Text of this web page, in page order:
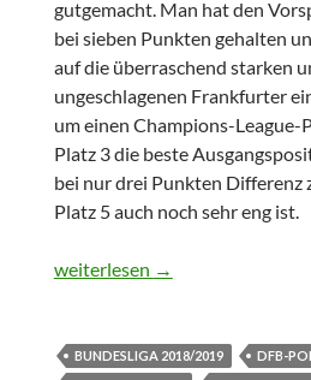
gutgemacht. Man hat den
bei sieben Punkten gehalten
auf die überraschend starken
ungeschlagenen Frankfurter
um einen Champions-League-
Platz 3 die beste
bei nur drei Punkten Differenz
Platz 5 auch noch sehr eng ist.
Echtes Bollwerk
weiterlesen →
BUNDESLIGA 2018/2019
DFB-